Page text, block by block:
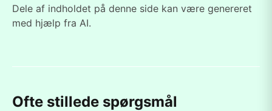
Dele af indholdet på denne side kan være genereret
med hjælp fra AI.
Ofte stillede spørgsmål